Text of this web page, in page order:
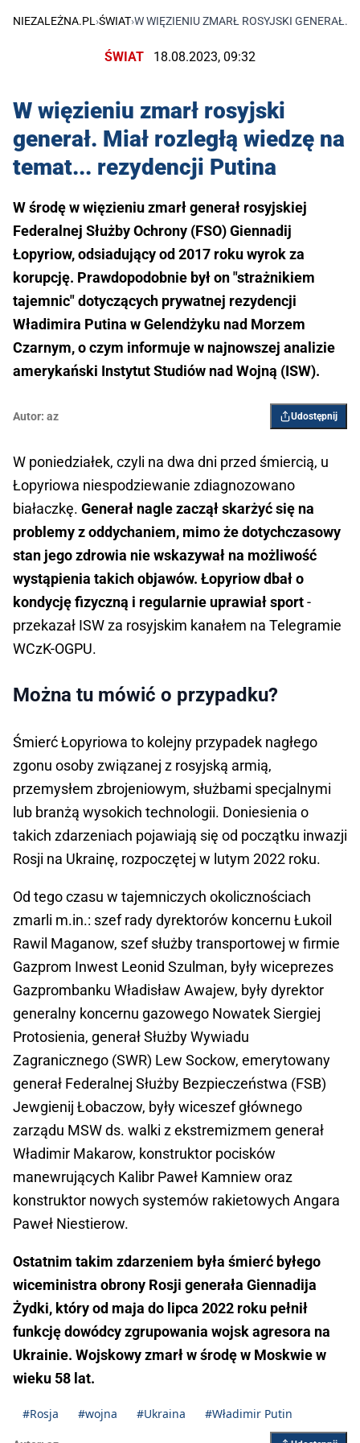
NIEZALEŻNA.PL ›ŚWIAT›W WIĘZIENIU ZMARŁ ROSYJSKI GENERAŁ.
ŚWIAT 18.08.2023, 09:32
W więzieniu zmarł rosyjski
generał. Miał rozległą wiedzę na
temat... rezydencji Putina
W środę w więzieniu zmarł generał rosyjskiej
Federalnej Służby Ochrony (FSO) Giennadij
Łopyriow, odsiadujący od 2017 roku wyrok za
korupcję. Prawdopodobnie był on "strażnikiem
tajemnic" dotyczących prywatnej rezydencji
Władimira Putina w Gelendżyku nad Morzem
Czarnym, o czym informuje w najnowszej analizie
amerykański Instytut Studiów nad Wojną (ISW).
Autor: az Udostępnij
W poniedziałek, czyli na dwa dni przed śmiercią, u
Łopyriowa niespodziewanie zdiagnozowano
białaczkę. Generał nagle zaczął skarżyć się na
problemy z oddychaniem, mimo że dotychczasowy
stan jego zdrowia nie wskazywał na możliwość
wystąpienia takich objawów. Łopyriow dbał o
kondycję fizyczną i regularnie uprawiał sport-
przekazał ISW za rosyjskim kanałem na Telegramie
WCzK-OGPU.
Można tu mówić o przypadku?
Śmierć Łopyriowa to kolejny przypadek nagłego
zgonu osoby związanej z rosyjską armią,
przemysłem zbrojeniowym, służbami specjalnymi
lub branżą wysokich technologii. Doniesienia o
takich zdarzeniach pojawiają się od początku inwazji
Rosji na Ukrainę, rozpoczętej w lutym 2022 roku.
Od tego czasu w tajemniczych okolicznościach
zmarli m.in.: szef rady dyrektorów koncernu Łukoil
Rawil Maganow, szef służby transportowej w firmie
Gazprom Inwest Leonid Szulman, były wiceprezes
Gazprombanku Władisław Awajew, były dyrektor
generalny koncernu gazowego Nowatek Siergiej
Protosienia, generał Służby Wywiadu
Zagranicznego (SWR) Lew Sockow, emerytowany
generał Federalnej Służby Bezpieczeństwa (FSB)
Jewgienij Łobaczow, były wiceszef głównego
zarządu MSW ds. walki z ekstremizmem generał
Władimir Makarow, konstruktor pocisków
manewrujących Kalibr Paweł Kamniew oraz
konstruktor nowych systemów rakietowych Angara
Paweł Niestierow.
Ostatnim takim zdarzeniem była śmierć byłego
wiceministra obrony Rosji generała Giennadija
Żydki, który od maja do lipca 2022 roku pełnił
funkcję dowódcy zgrupowania wojsk agresora na
Ukrainie. Wojskowy zmarł w środę w Moskwie w
wieku 58 lat.
#Rosja #wojna #Ukraina #Władimir Putin